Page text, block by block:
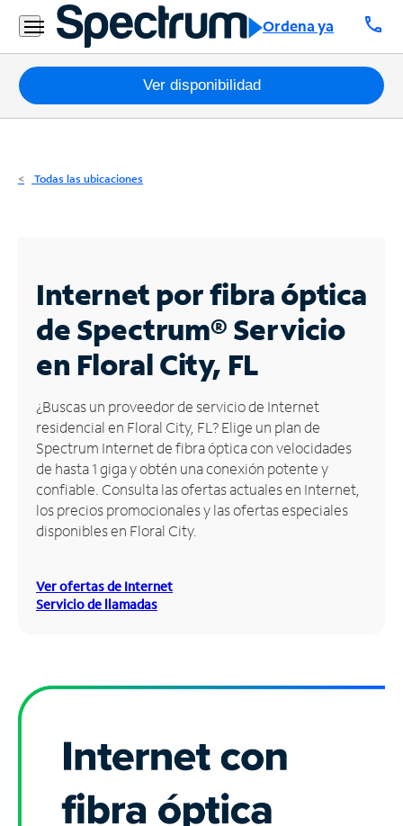
Ordena ya call
Residencial
Business
Paquetes
Internet
Business
Contáctanos
Inglés
Administrar
cuenta
Encuentra
una
tienda
Ver disponibilidad
Todas las ubicaciones
Internet por fibra óptica
de Spectrum®Servicio
en Floral City, FL
¿Buscas un proveedor de servicio de Internet
residencial en Floral City, FL? Elige un plan de
Spectrum Internet de fibra óptica con velocidades
de hasta 1 giga y obtén una conexión potente y
confiable. Consulta las ofertas actuales en Internet,
los precios promocionales y las ofertas especiales
disponibles en Floral City.
Ver ofertas de Internet
Servicio de llamadas